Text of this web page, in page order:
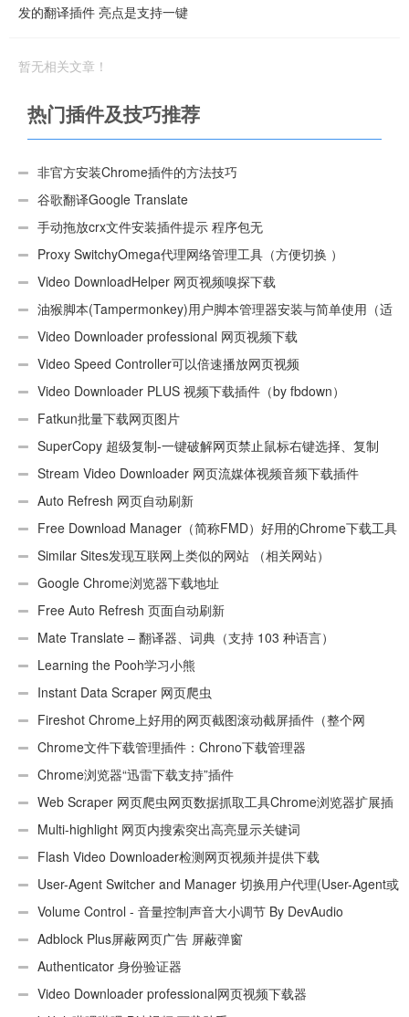
发的翻译插件 亮点是支持一键
暂无相关文章！
热门插件及技巧推荐
非官方安装Chrome插件的方法技巧
谷歌翻译Google Translate
手动拖放crx文件安装插件提示 程序包无
效:“CEX_HEADER_INVALID”的解决办法
Proxy SwitchyOmega代理网络管理工具（方便切换 ）
Video DownloadHelper 网页视频嗅探下载
油猴脚本(Tampermonkey)用户脚本管理器安装与简单使用（适
用Android）
Video Downloader professional 网页视频下载
Video Speed Controller可以倍速播放网页视频
Video Downloader PLUS 视频下载插件（by fbdown）
Fatkun批量下载网页图片
SuperCopy 超级复制-一键破解网页禁止鼠标右键选择、复制
Stream Video Downloader 网页流媒体视频音频下载插件
Auto Refresh 网页自动刷新
Free Download Manager（简称FMD）好用的Chrome下载工具
插件Similar Sites发现互联网上类似的网站 （相关网站）
Google Chrome浏览器下载地址
Free Auto Refresh 页面自动刷新
Mate Translate – 翻译器、词典（支持 103 种语言）
Learning the Pooh学习小熊
Instant Data Scraper 网页爬虫
Fireshot Chrome上好用的网页截图滚动截屏插件（整个网
页）Chrome文件下载管理插件：Chrono下载管理器
Chrome浏览器“迅雷下载支持”插件
Web Scraper 网页爬虫网页数据抓取工具Chrome浏览器扩展插
件 Multi-highlight 网页内搜索突出高亮显示关键词
Flash Video Downloader检测网页视频并提供下载
User-Agent Switcher and Manager 切换用户代理(User-Agent或
UA)Volume Control - 音量控制声音大小调节 By DevAudio
Adblock Plus屏蔽网页广告 屏蔽弹窗
Authenticator 身份验证器
Video Downloader professional网页视频下载器